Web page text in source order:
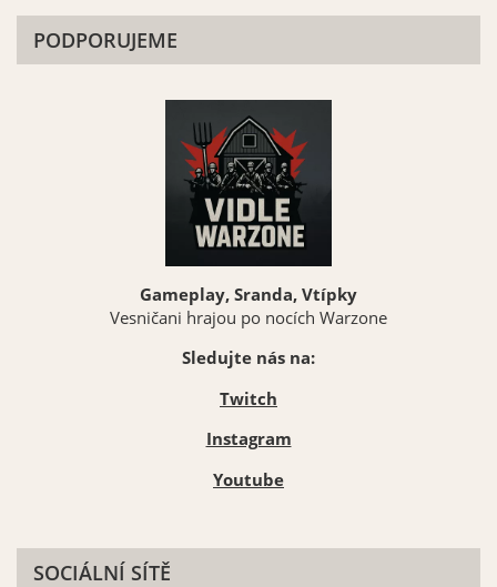
PODPORUJEME
Gameplay, Sranda, Vtípky
Vesničani hrajou po nocích Warzone
Sledujte nás na:
Twitch
Instagram
Youtube
SOCIÁLNÍ SÍTĚ